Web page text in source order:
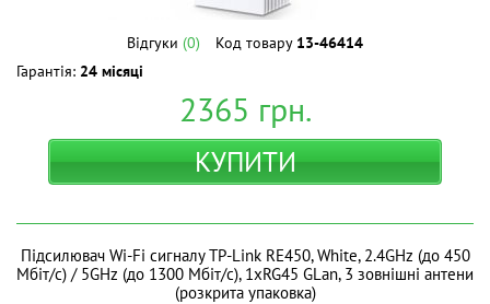
Відгуки (0) Код товару 13-46414
Гарантія: 24 місяці
2365 грн.
КУПИТИ
Підсилювач Wi-Fi сигналу TP-Link RE450, White, 2.4GHz (до 450
Мбіт/с) / 5GHz (до 1300 Мбіт/с), 1xRG45 GLan, 3 зовнішні антени
(розкрита упаковка)